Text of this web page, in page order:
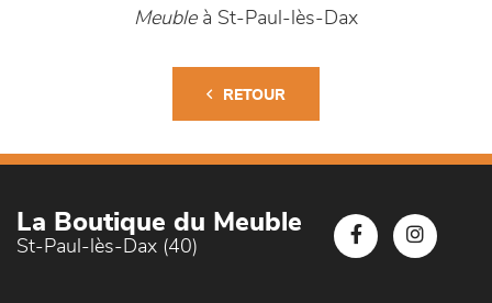
Meubleà St-Paul-lès-Dax
RETOUR
La Boutique du Meuble
St-Paul-lès-Dax (40)